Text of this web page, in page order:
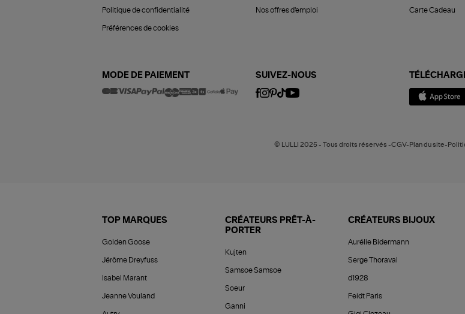
Politique de confidentialité
Préférences de cookies
Nos offres d'emploi Carte Cadeau
MODE DE PAIEMENT SUIVEZ-NOUS
© LULLI 2025 - Tous droits réservés -CGV-Plan du site-
TOP MARQUES
Golden Goose
Jérôme Dreyfuss
Isabel Marant
Jeanne Vouland
CRÉATEURS PRÊT-À-
PORTER
Kujten
Samsoe Samsoe
Soeur
Ganni
CRÉATEURS BIJOUX
Aurélie Bidermann
Serge Thoraval
d1928
Feidt Paris